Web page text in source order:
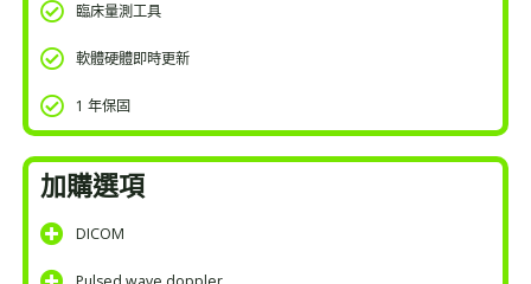
臨床量測工具
軟體硬體即時更新
1 年保固
加購選項
DICOM